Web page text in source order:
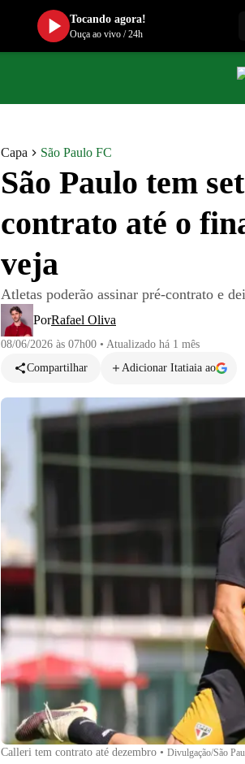
Capa São Paulo FC
São Paulo tem
contrato até o
veja
Atletas poderão assinar pré-contrato e
PorRafael Oliva
08/06/2026 às 07h00 • Atualizado há 1 mês
Compartilhar
Adicionar Itatiaia ao
Calleri tem contrato até dezembro • Divulgação/São
Tocando agora!
Ouça ao vivo/24h